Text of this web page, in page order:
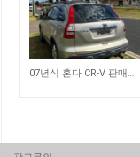
5 07년식 혼다 CR-V 판매합니다